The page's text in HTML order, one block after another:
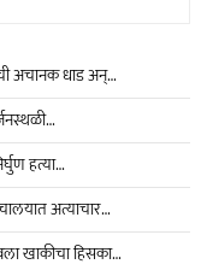
अचानक धाड अन्…
हत्या…
अत्याचार…
खाकीचा हिसका…